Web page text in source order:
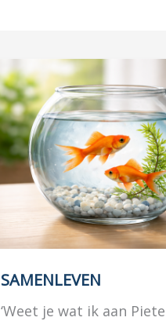
SAMENLEVEN
‘Weet je wat ik aan